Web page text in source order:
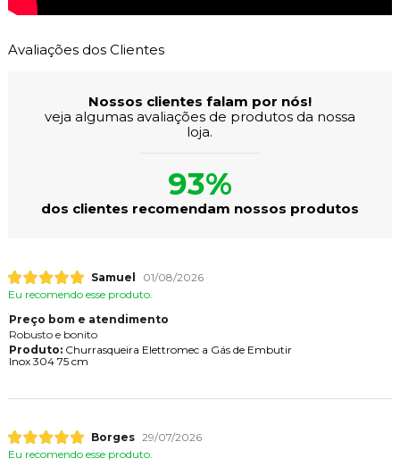
Avaliações dos Clientes
Nossos clientes falam por nós!
veja algumas avaliações de produtos da nossa
loja.
93%
dos clientes recomendam nossos produtos
Samuel
01/08/2026
Eu recomendo esse produto.
Preço bom e atendimento
Robusto e bonito
Produto:Churrasqueira Elettromec a Gás de Embutir
Inox 304 75 cm
Borges 29/07/2026
Eu recomendo esse produto.